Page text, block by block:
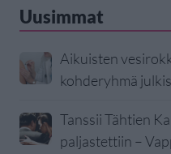
Uusimmat
Aikuisten
kohderyhmä
Tanssii Tähtien
paljastettiin –